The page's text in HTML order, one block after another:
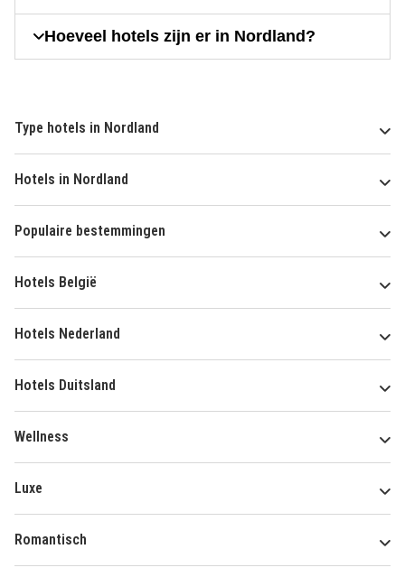
Hoeveel hotels zijn er in Nordland?
Type hotels in Nordland
Hotels in Nordland
Populaire bestemmingen
Hotels België
Hotels Nederland
Hotels Duitsland
Wellness
Luxe
Romantisch